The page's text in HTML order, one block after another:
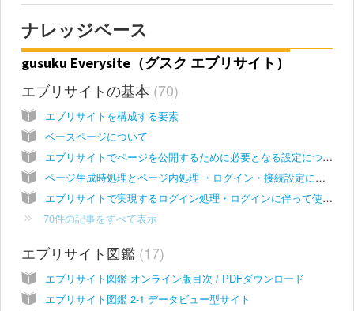
ナレッジベース
gusuku Everysite（グスク エブリサイト）
エブリサイトの基本 70
エブリサイトを構成する要素
ベースページについて
エブリサイトでページを公開するために必要となる設定について
ページ生成時処理とページ内処理 ・ログイン・接続設定について
エブリサイトで実現するログイン処理・ログインに伴って使えるようになる接続設定(認証が必要／ユ－ザー指定なしorあり)の例
70件の記事をすべて表示
エブリサイト図鑑 17
エブリサイト図鑑 オンライン版目次 / PDFダウンロード
エブリサイト図鑑 2-1 データビュー型サイト